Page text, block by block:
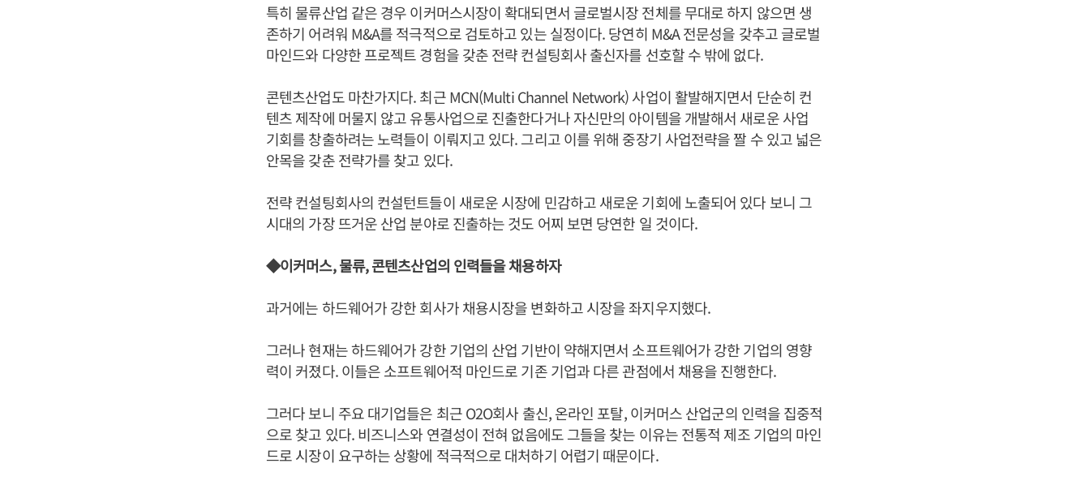
특히 물류산업 같은 경우 이커머스시장이 확대되면서 글로벌시장 전체를 무대로 하지 않으면 생
존하기 어려워 M&A를 적극적으로 검토하고 있는 실정이다. 당연히 M&A 전문성을 갖추고 글로벌
마인드와 다양한 프로젝트 경험을 갖춘 전략 컨설팅회사 출신자를 선호할 수 밖에 없다.
콘텐츠산업도 마찬가지다. 최근 MCN(Multi Channel Network) 사업이 활발해지면서 단순히 컨
텐츠 제작에 머물지 않고 유통사업으로 진출한다거나 자신만의 아이템을 개발해서 새로운 사업
기회를 창출하려는 노력들이 이뤄지고 있다. 그리고 이를 위해 중장기 사업전략을 짤 수 있고 넓은
안목을 갖춘 전략가를 찾고 있다.
전략 컨설팅회사의 컨설턴트들이 새로운 시장에 민감하고 새로운 기회에 노출되어 있다 보니 그
시대의 가장 뜨거운 산업 분야로 진출하는 것도 어찌 보면 당연한 일 것이다.
◆이커머스, 물류, 콘텐츠산업의 인력들을 채용하자
과거에는 하드웨어가 강한 회사가 채용시장을 변화하고 시장을 좌지우지했다.
그러나 현재는 하드웨어가 강한 기업의 산업 기반이 약해지면서 소프트웨어가 강한 기업의 영향
력이 커졌다. 이들은 소프트웨어적 마인드로 기존 기업과 다른 관점에서 채용을 진행한다.
그러다 보니 주요 대기업들은 최근 O2O회사 출신, 온라인 포탈, 이커머스 산업군의 인력을 집중적
으로 찾고 있다. 비즈니스와 연결성이 전혀 없음에도 그들을 찾는 이유는 전통적 제조 기업의 마인
드로 시장이 요구하는 상황에 적극적으로 대처하기 어렵기 때문이다.